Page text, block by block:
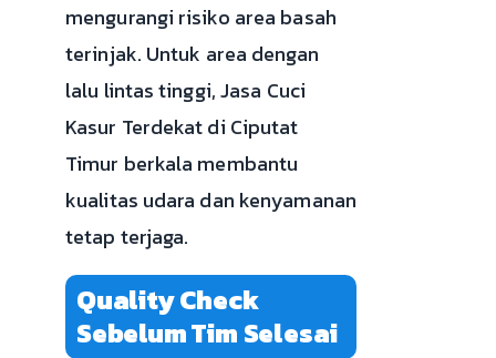
mengurangi risiko area basah
terinjak. Untuk area dengan
lalu lintas tinggi, Jasa Cuci
Kasur Terdekat di Ciputat
Timur berkala membantu
kualitas udara dan kenyamanan
tetap terjaga.
Quality Check
Sebelum Tim Selesai